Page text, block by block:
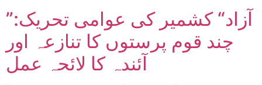
”آزاد“ کشمیر کی عوامی تحریک:
چند قوم پرستوں کا تنازعہ اور
آئندہ کا لائحہ عمل